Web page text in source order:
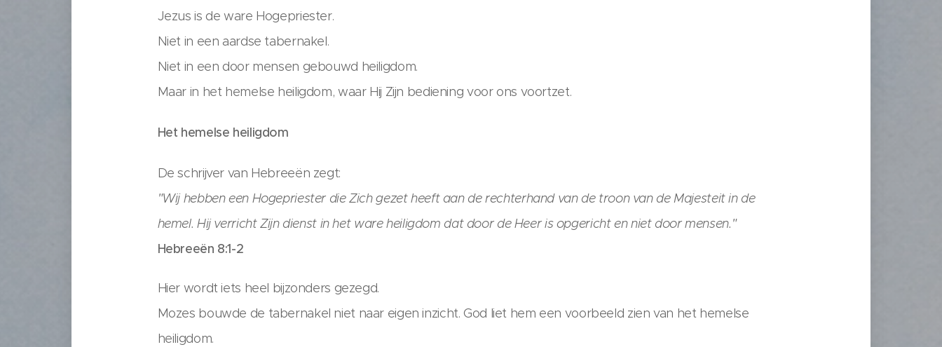
Jezus is de ware Hogepriester.
Niet in een aardse tabernakel.
Niet in een door mensen gebouwd heiligdom.
Maar in het hemelse heiligdom, waar Hij Zijn bediening voor ons voortzet.
Het hemelse heiligdom
De schrijver van Hebreeën zegt:
"Wij hebben een Hogepriester die Zich gezet heeft aan de rechterhand van de troon van de Majesteit in de
hemel. Hij verricht Zijn dienst in het ware heiligdom dat door de Heer is opgericht en niet door mensen."
Hebreeën 8:1-2
Hier wordt iets heel bijzonders gezegd.
Mozes bouwde de tabernakel niet naar eigen inzicht. God liet hem een voorbeeld zien van het hemelse
heiligdom.